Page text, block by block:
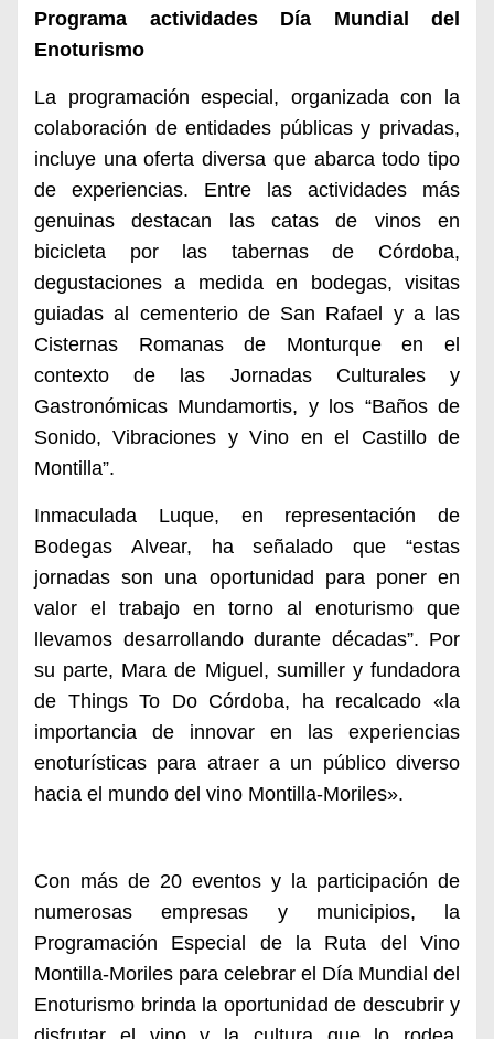
Programa actividades Día Mundial del
Enoturismo
La programación especial, organizada con la
colaboración de entidades públicas y privadas,
incluye una oferta diversa que abarca todo tipo
de experiencias. Entre las actividades más
genuinas destacan las catas de vinos en
bicicleta por las tabernas de Córdoba,
degustaciones a medida en bodegas, visitas
guiadas al cementerio de San Rafael y a las
Cisternas Romanas de Monturque en el
contexto de las Jornadas Culturales y
Gastronómicas Mundamortis, y los “Baños de
Sonido, Vibraciones y Vino en el Castillo de
Montilla”.
Inmaculada Luque, en representación de
Bodegas Alvear, ha señalado que “estas
jornadas son una oportunidad para poner en
valor el trabajo en torno al enoturismo que
llevamos desarrollando durante décadas”. Por
su parte, Mara de Miguel, sumiller y fundadora
de Things To Do Córdoba, ha recalcado «la
importancia de innovar en las experiencias
enoturísticas para atraer a un público diverso
hacia el mundo del vino Montilla-Moriles».
Con más de 20 eventos y la participación de
numerosas empresas y municipios, la
Programación Especial de la Ruta del Vino
Montilla-Moriles para celebrar el Día Mundial del
Enoturismo brinda la oportunidad de descubrir y